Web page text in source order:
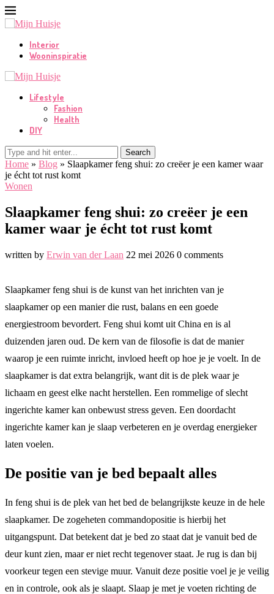
Interior
Wooninspiratie
Lifestyle
Fashion
Health
DIY
Search
Home » Blog » Slaapkamer feng shui: zo creëer je een kamer waar
je écht tot rust komt
Wonen
Slaapkamer feng shui: zo creëer je een
kamer waar je écht tot rust komt
written by Erwin van der Laan 22 mei 2026 0 comments
Slaapkamer feng shui is de kunst van het inrichten van je
slaapkamer op een manier die rust, balans en een goede
energiestroom bevordert. Feng shui komt uit China en is al
duizenden jaren oud. De kern van de filosofie is dat de manier
waarop je een ruimte inricht, invloed heeft op hoe je je voelt. In de
slaapkamer is dat extra belangrijk, want dit is de plek waar je
lichaam en geest elke nacht herstellen. Een rommelige of slecht
ingerichte kamer kan onbewust stress geven. Een doordacht
ingerichte kamer kan je slaap verbeteren en je overdag energieker
laten voelen.
De positie van je bed bepaalt alles
In feng shui is de plek van het bed de belangrijkste keuze in de hele
slaapkamer. De zogeheten commandopositie is hierbij het
uitgangspunt. Dat betekent dat je bed zo staat dat je vanuit bed de
deur kunt zien, maar er niet recht tegenover staat. Je rug is dan bij
voorkeur tegen een stevige muur. Vanuit deze positie voel je je veilig
en in controle, ook als je slaapt. Slaap je met je voeten richting de